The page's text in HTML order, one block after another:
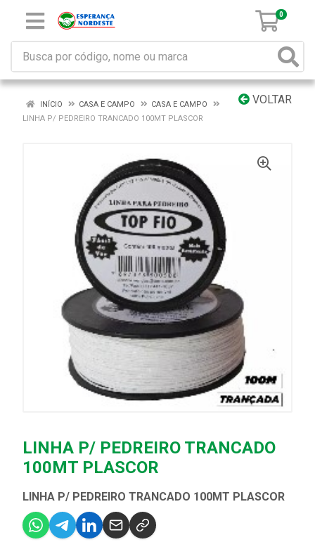
0
VOLTAR
INÍCIO CASA E CAMPO
CASA E CAMPO
LINHA P/ PEDREIRO TRANCADO 100MT PLASCOR
LINHA P/ PEDREIRO TRANCADO
100MT PLASCOR
LINHA P/ PEDREIRO TRANCADO 100MT PLASCOR